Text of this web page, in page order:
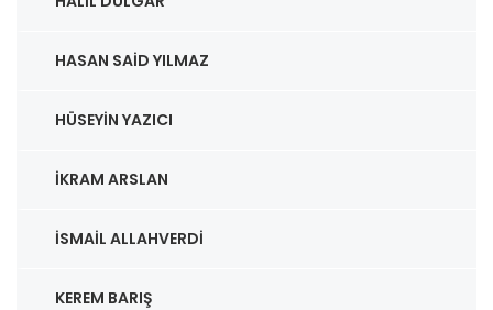
HASAN SAID YILMAZ
HÜSEYIN YAZICI
İKRAM ARSLAN
İSMAIL ALLAHVERDI
KEREM BARIŞ